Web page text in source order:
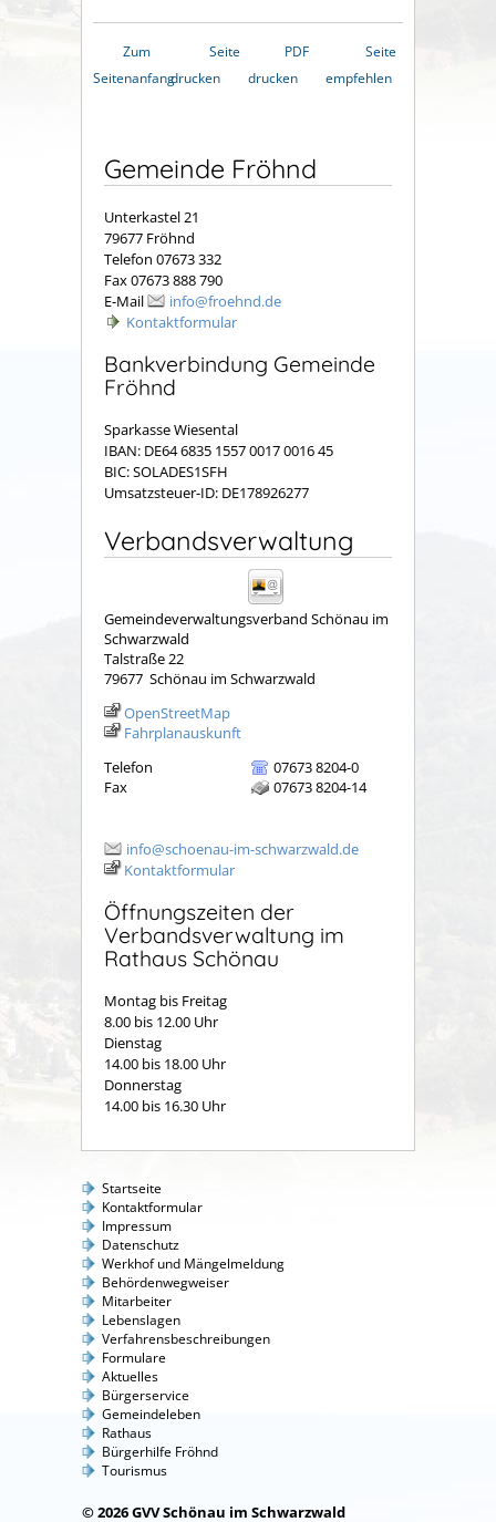
Zum
Seitenanfang
Seite
drucken
PDF
drucken
Seite
empfehlen
Gemeinde Fröhnd
Unterkastel 21
79677 Fröhnd
Telefon 07673 332
Fax 07673 888 790
E-Mail
info@froehnd.de
Kontaktformular
Bankverbindung Gemeinde
Fröhnd
Sparkasse Wiesental
IBAN: DE64 6835 1557 0017 0016 45
BIC: SOLADES1SFH
Umsatzsteuer-ID: DE178926277
Verbandsverwaltung
Gemeindeverwaltungsverband Schönau im
Schwarzwald
Talstraße 22
79677 Schönau im Schwarzwald
OpenStreetMap
Fahrplanauskunft
Telefon
07673 8204-0
Fax
07673 8204-14
info@schoenau-im-schwarzwald.de
Kontaktformular
Öffnungszeiten der
Verbandsverwaltung im
Rathaus Schönau
Montag bis Freitag
8.00 bis 12.00 Uhr
Dienstag
14.00 bis 18.00 Uhr
Donnerstag
14.00 bis 16.30 Uhr
Startseite
Kontaktformular
Impressum
Datenschutz
Werkhof und Mängelmeldung
Behördenwegweiser
Mitarbeiter
Lebenslagen
Verfahrensbeschreibungen
Formulare
Aktuelles
Bürgerservice
Gemeindeleben
Rathaus
Bürgerhilfe Fröhnd
Tourismus
© 2026 GVV Schönau im Schwarzwald